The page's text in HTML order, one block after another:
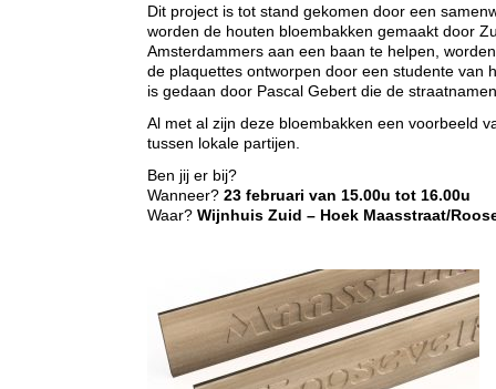
Dit project is tot stand gekomen door een
worden de houten bloembakken gemaakt door
Amsterdammers aan een baan te helpen,
de plaquettes ontworpen door een studente van
is gedaan door Pascal Gebert die de
Al met al zijn deze bloembakken een voorbeeld
tussen lokale partijen.
Ben jij er bij?
Wanneer? 23 februari van 15.00u tot 16.00u
Waar? Wijnhuis Zuid – Hoek Maasstraat/